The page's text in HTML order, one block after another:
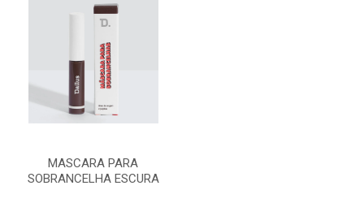
MASCARA PARA
SOBRANCELHA ESCURA